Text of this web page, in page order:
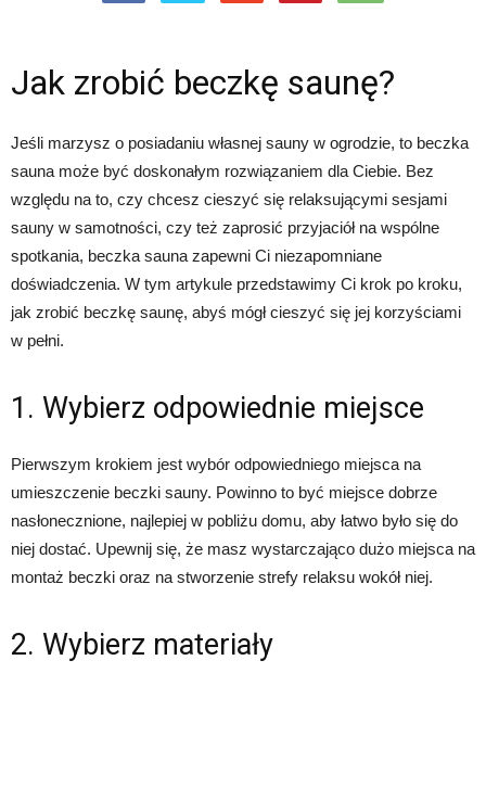
Jak zrobić beczkę saunę?
Jeśli marzysz o posiadaniu własnej sauny w ogrodzie, to beczka
sauna może być doskonałym rozwiązaniem dla Ciebie. Bez
względu na to, czy chcesz cieszyć się relaksującymi sesjami
sauny w samotności, czy też zaprosić przyjaciół na wspólne
spotkania, beczka sauna zapewni Ci niezapomniane
doświadczenia. W tym artykule przedstawimy Ci krok po kroku,
jak zrobić beczkę saunę, abyś mógł cieszyć się jej korzyściami
w pełni.
1. Wybierz odpowiednie miejsce
Pierwszym krokiem jest wybór odpowiedniego miejsca na
umieszczenie beczki sauny. Powinno to być miejsce dobrze
nasłonecznione, najlepiej w pobliżu domu, aby łatwo było się do
niej dostać. Upewnij się, że masz wystarczająco dużo miejsca na
montaż beczki oraz na stworzenie strefy relaksu wokół niej.
2. Wybierz materiały